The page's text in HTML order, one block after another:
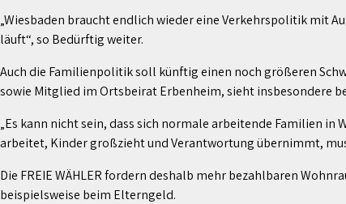
„Wiesbaden braucht endlich wieder eine Verkehrspolitik mit
läuft“, so Bedürftig weiter.
Auch die Familienpolitik soll künftig einen noch größeren
sowie Mitglied im Ortsbeirat Erbenheim, sieht insbesondere
„Es kann nicht sein, dass sich normale arbeitende Familien
arbeitet, Kinder großzieht und Verantwortung übernimmt,
Die FREIE WÄHLER fordern deshalb mehr bezahlbaren
beispielsweise beim Elterngeld.